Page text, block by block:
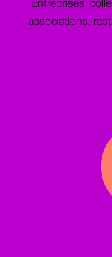
Entreprises,
associations,